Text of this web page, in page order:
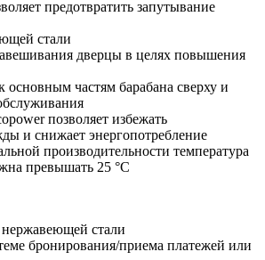
предотвратить запутывание
стали
дверцы в целях повышения
частям барабана сверху и
позволяет избежать
и снижает энергопотребление
производительности температура
превышать 25 °С
стали
бронирования/приема платежей или